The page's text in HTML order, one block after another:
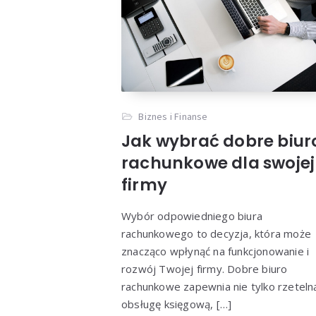
Biznes i Finanse
Jak wybrać dobre
rachunkowe dla swojej
firmy
Wybór odpowiedniego biura
rachunkowego to decyzja, która może
znacząco wpłynąć na funkcjonowanie i
rozwój Twojej firmy. Dobre biuro
rachunkowe zapewnia nie tylko
obsługę księgową, […]